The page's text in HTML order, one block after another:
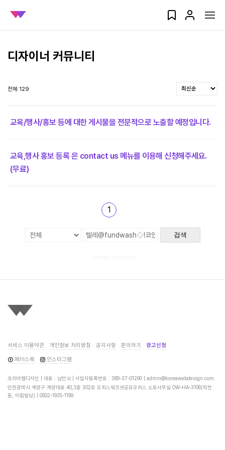
디자이너 커뮤니티
전체 129
교육/행사/홍보 등에 대한 게시물을 전문적으로 노출할 예정입니다.
교육,행사 홍보 등록 은 contact us 메뉴를 이용해 신청해주세요.
(무료)
1
검색
서비스 이용약관 개인정보 처리방침 공지사항 문의하기 광고신청
페이스북 인스타그램
코리아웹디자인 | 대표 : 남인식 | 사업자등록번호 : 389-37-01290 | admin@koreawebdesign.com
인천광역시 계양구 계양대로 40,3층 302호 오피스워크넷공유오피스 소호사무실 OW-HA-3106(작전
동, 미림빌딩) | 0502-1935-1199